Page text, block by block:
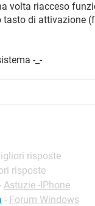
volta riacceso
di attivazione
-_-
risposte
risposte
Astuzie -IPhone
- Forum Windows